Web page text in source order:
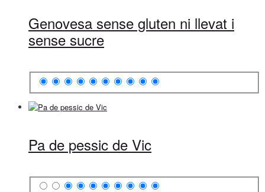
Genovesa sense gluten ni llevat i
sense sucre
Pa de pessic de Vic